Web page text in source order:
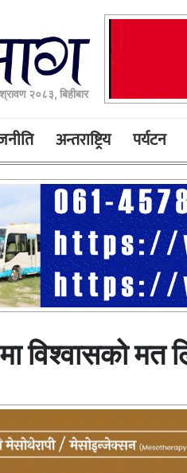
२०८३, बिहीबार
अन्तराष्ट्रिय पर्यटन
विश्वासको मत